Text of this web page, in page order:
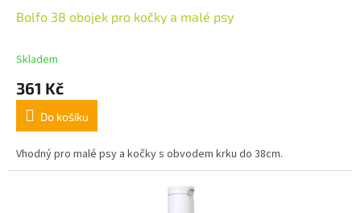
Bolfo 38 obojek pro kočky a malé psy
Skladem
361 Kč
Do košíku
Vhodný pro malé psy a kočky s obvodem krku do 38cm.